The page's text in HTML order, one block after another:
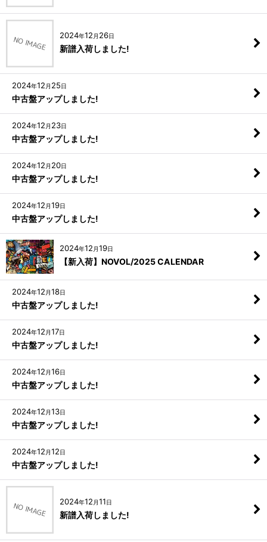
2024年12 月 26日
新譜入荷しました!
2024年12 月 25日
中古盤アップしました!
2024年12 月 23日
中古盤アップしました!
2024年12 月 20日
中古盤アップしました!
2024年12 月19日
中古盤アップしました!
2024年12 月19日
【新入荷】NOVOL/2025 CALENDAR
2024年12 月18日
中古盤アップしました!
2024年12 月17日
中古盤アップしました!
2024年12 月16日
中古盤アップしました!
2024年12 月13日
中古盤アップしました!
2024年12 月12日
中古盤アップしました!
2024年12 月11日
新譜入荷しました!